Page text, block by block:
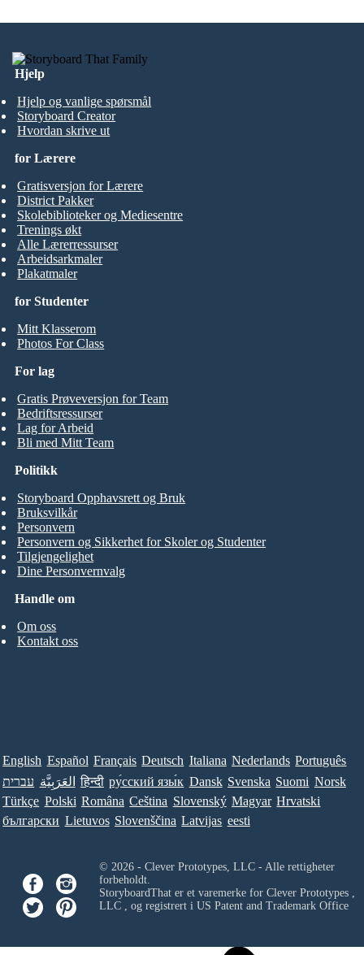
Hjelp
Hjelp og vanlige spørsmål
Storyboard Creator
Hvordan skrive ut
for Studenter
Mitt Klasserom
Photos For Class
for Lærere
Gratisversjon for Lærere
District Pakker
Skolebiblioteker og Mediesentre
Trenings økt
Alle Lærerressurser
Arbeidsarkmaler
Plakatmaler
For lag
Gratis Prøveversjon for Team
Bedriftsressurser
Lag for Arbeid
Bli med Mitt Team
Handle om
Om oss
Kontakt oss
Politikk
Storyboard Opphavsrett og Bruk
Bruksvilkår
Personvern
Personvern og Sikkerhet for Skoler og Studenter
Tilgjengelighet
Dine Personvernvalg
English Español Français Deutsch Italiana Nederlands Português
עברית العَرَبِيَّة हिन्दी ру́сский язы́к Dansk Svenska Suomi Norsk
Türkçe Polski Româna Ceština Slovenský Magyar Hrvatski
български Lietuvos Slovenščina Latvijas eesti
© 2026 - Clever Prototypes, LLC - Alle rettigheter
forbeholdt.
StoryboardThat er et varemerke for Clever Prototypes ,
LLC, og registrert i US Patent and Trademark Office